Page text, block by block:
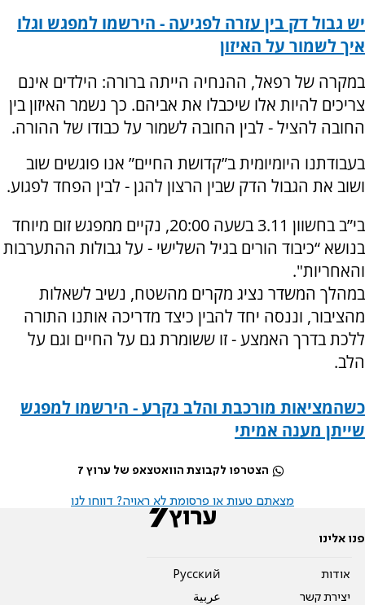
יש גבול דק בין עזרה לפגיעה - הירשמו למפגש וגלו
איך לשמור על האיזון
במקרה של רפאל, ההנחיה הייתה ברורה: הילדים אינם
צריכים להיות אלו שיכבלו את אביהם. כך נשמר האיזון בין
החובה להציל - לבין החובה לשמור על כבודו של ההורה.
בעבודתנו היומיומית ב”קדושת החיים” אנו פוגשים שוב
ושוב את הגבול הדק שבין הרצון להגן - לבין הפחד לפגוע.
בי”ב בחשוון 3.11 בשעה 20:00, נקיים ממפגש זום מיוחד
בנושא “כיבוד הורים בגיל השלישי - על גבולות ההתערבות
והאחריות".
במהלך המשדר נציג מקרים מהשטח, נשיב לשאלות
מהציבור, וננסה יחד להבין כיצד מדריכה אותנו התורה
ללכת בדרך האמצע - זו ששומרת גם על החיים וגם על
הלב.
כשהמציאות מורכבת והלב נקרע - הירשמו למפגש
שייתן מענה אמיתי
הצטרפו לקבוצת הוואטצאפ של ערוץ 7
מצאתם טעות או פרסומת לא ראויה? דווחו לנו
פנו אלינו
אודות
יצירת קשר
Pусский
عربية